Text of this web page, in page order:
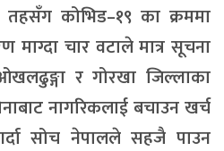
तहसँग कोभिड–१९ का क्रममा
माग्दा चार वटाले मात्र सूचना
र गोरखा जिल्लाका
नागरिकलाई बचाउन खर्च
सोच नेपालले सहजै पाउन